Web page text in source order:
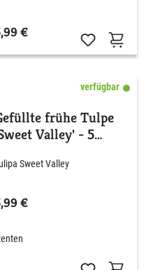
€
verfügbar
frühe Tulpe
Valley' - 5
Sweet Valley
€